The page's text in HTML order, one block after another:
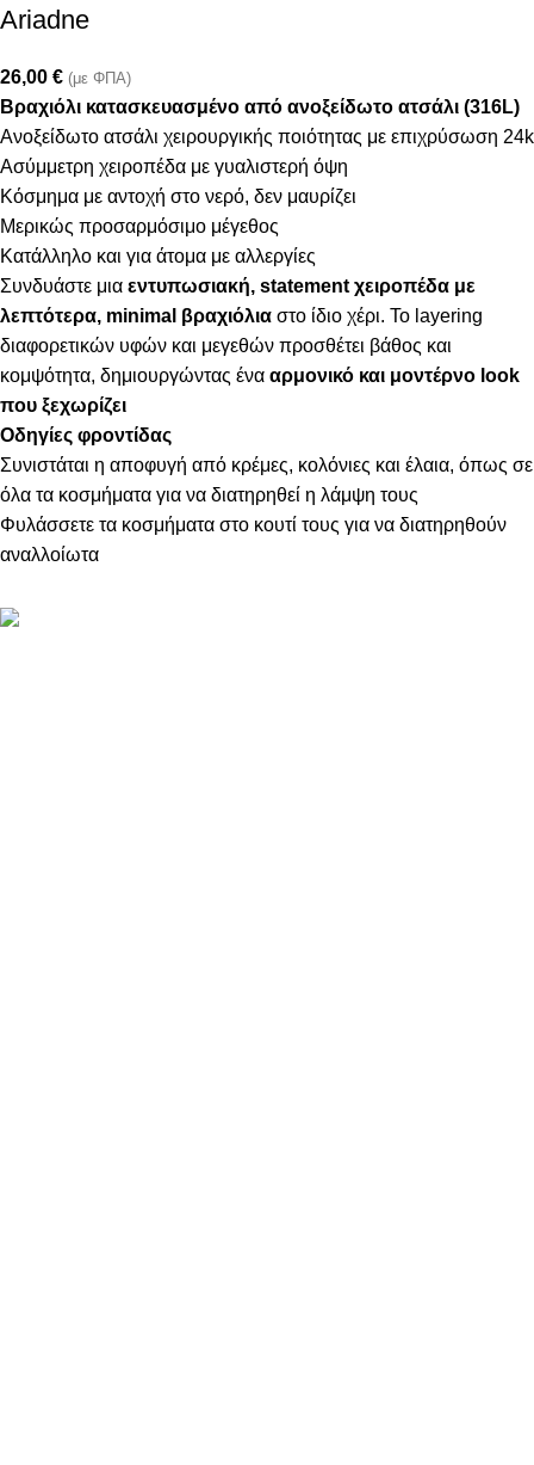
Ariadne
26,00 € (με ΦΠΑ)
Βραχιόλι κατασκευασμένο από ανοξείδωτο ατσάλι (316L)
Ανοξείδωτο ατσάλι χειρουργικής ποιότητας με επιχρύσωση 24k
Ασύμμετρη χειροπέδα με γυαλιστερή όψη
Κόσμημα με αντοχή στο νερό, δεν μαυρίζει
Μερικώς προσαρμόσιμο μέγεθος
Κατάλληλο και για άτομα με αλλεργίες
Συνδυάστε μια εντυπωσιακή, statement χειροπέδα με
λεπτότερα, minimal βραχιόλια στο ίδιο χέρι. Το layering
διαφορετικών υφών και μεγεθών προσθέτει βάθος και
κομψότητα, δημιουργώντας ένα αρμονικό και μοντέρνο look
που ξεχωρίζει
Οδηγίες φροντίδας
Συνιστάται η αποφυγή από κρέμες, κολόνιες και έλαια, όπως σε
όλα τα κοσμήματα για να διατηρηθεί η λάμψη τους
Φυλάσσετε τα κοσμήματα στο κουτί τους για να διατηρηθούν
αναλλοίωτα